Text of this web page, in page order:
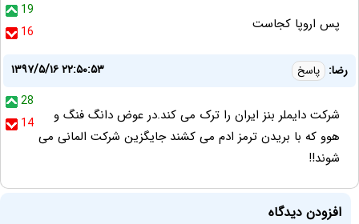
19
16
پس اروپا کجاست
رضا: پاسخ
۱۳۹۷/۵/۱۶ ۲۲:۵۰:۵۳
28
14
شرکت دایملر بنز ایران را ترک می کند.در عوض دانگ فنگ و
هوو که با بریدن ترمز ادم می کشند جایگزین شرکت المانی می
شوند!!
افزودن دیدگاه